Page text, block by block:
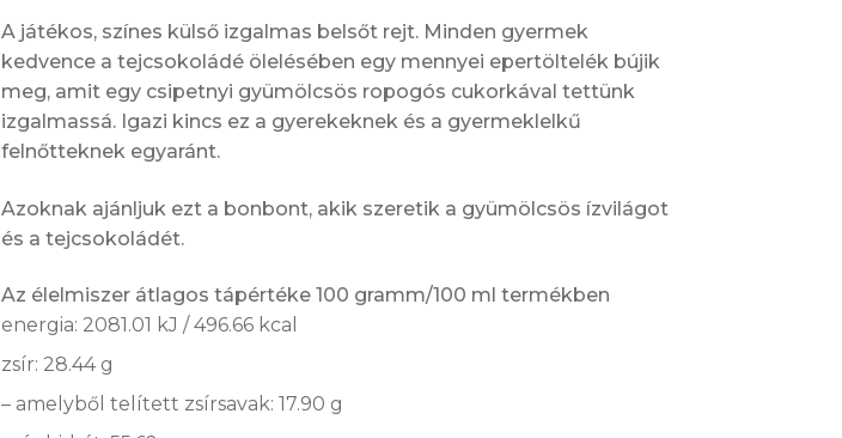
A játékos, színes külső izgalmas belsőt rejt. Minden gyermek
kedvence a tejcsokoládé ölelésében egy mennyei epertöltelék bújik
meg, amit egy csipetnyi gyümölcsös ropogós cukorkával tettünk
izgalmassá. Igazi kincs ez a gyerekeknek és a gyermeklelkű
felnőtteknek egyaránt.
Azoknak ajánljuk ezt a bonbont, akik szeretik a gyümölcsös ízvilágot
és a tejcsokoládét.
Az élelmiszer átlagos tápértéke 100 gramm/100 ml termékben
energia: 2081.01 kJ / 496.66 kcal
zsír: 28.44 g
– amelyből telített zsírsavak: 17.90 g